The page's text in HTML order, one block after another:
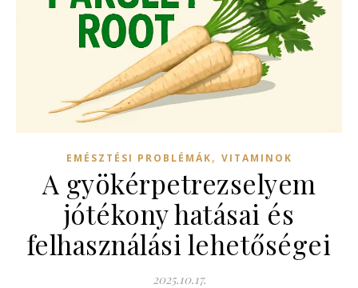
EMÉSZTÉSI PROBLÉMÁK, VITAMINOK
A gyökérpetrezselyem
jótékony hatásai és
felhasználási lehetőségei
2025.10.17.